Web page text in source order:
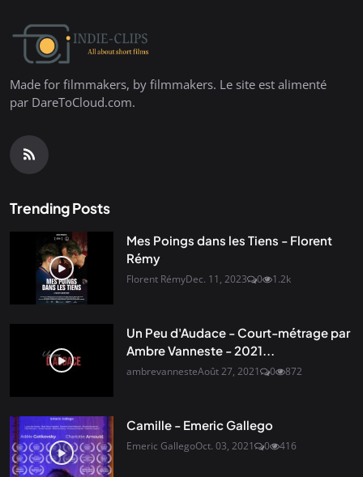
Made for filmmakers, by filmmakers. Le site est alimenté
par DareToCloud.com.
Trending Posts
Mes Poings dans les Tiens - Florent
Rémy
Florent RémyDec. 11, 2023 0 1.2k
Un Peu d'Audace - Court-métrage par
Ambre Vanneste - 2021...
ambrevannesteAoût 27, 2021 0 872
Camille - Emeric Gallego
Emeric GallegoOct. 03, 2021 0 416